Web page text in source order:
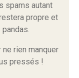
spams autant
propre et
rien manquer
pressés !